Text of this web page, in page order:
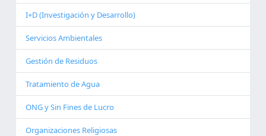
I+D (Investigación y Desarrollo)
Servicios Ambientales
Gestión de Residuos
Tratamiento de Agua
ONG y Sin Fines de Lucro
Organizaciones Religiosas